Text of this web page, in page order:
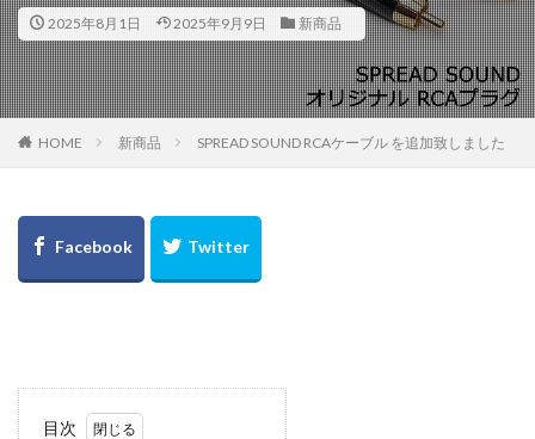
2025年8月1日 2025年9月9日 新商品
HOME 新商品 SPREAD SOUND RCAケーブル を追加致しました
目次